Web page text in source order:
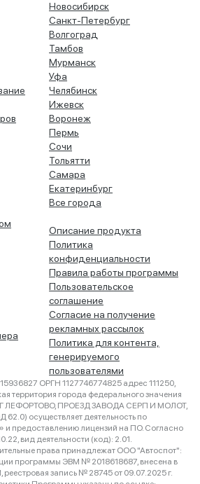
Новосибирск
Санкт-Петербург
Волгоград
Тамбов
Мурманск
Уфа
Челябинск
Ижевск
Воронеж
Пермь
Сочи
Тольятти
Самара
Екатеринбург
Все города
Описание продукта
Политика
конфиденциальности
Правила работы программы
Пользовательское
соглашение
Согласие на получение
рекламных рассылок
Политика для контента,
генерируемого
пользователями
ОРГН 1127746774825 адрес 111250,
территория города федерального значения
ПРОЕЗД ЗАВОДА СЕРП И МОЛОТ,
осуществляет деятельность по
и предоставлению лицензий на ПО. Согласно
вид деятельности (код): 2.01.
права принадлежат ООО "Автоспот":
программы ЭВМ № 2018618687, внесена в
запись № 28745 от 09.07.2025 г.